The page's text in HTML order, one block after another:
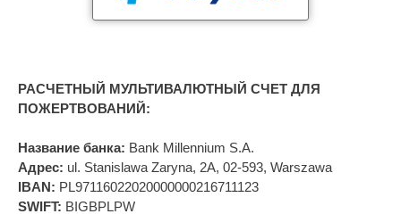
РАСЧЕТНЫЙ МУЛЬТИВАЛЮТНЫЙ СЧЕТ ДЛЯ
ПОЖЕРТВОВАНИЙ:
Название банка: Bank Millennium S.A.
Адрес: ul. Stanislawa Zaryna, 2A, 02-593, Warszawa
IBAN: PL97116022020000000216711123
SWIFT: BIGBPLPW